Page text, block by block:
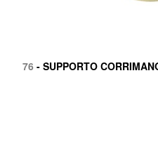
76- SUPPORTO